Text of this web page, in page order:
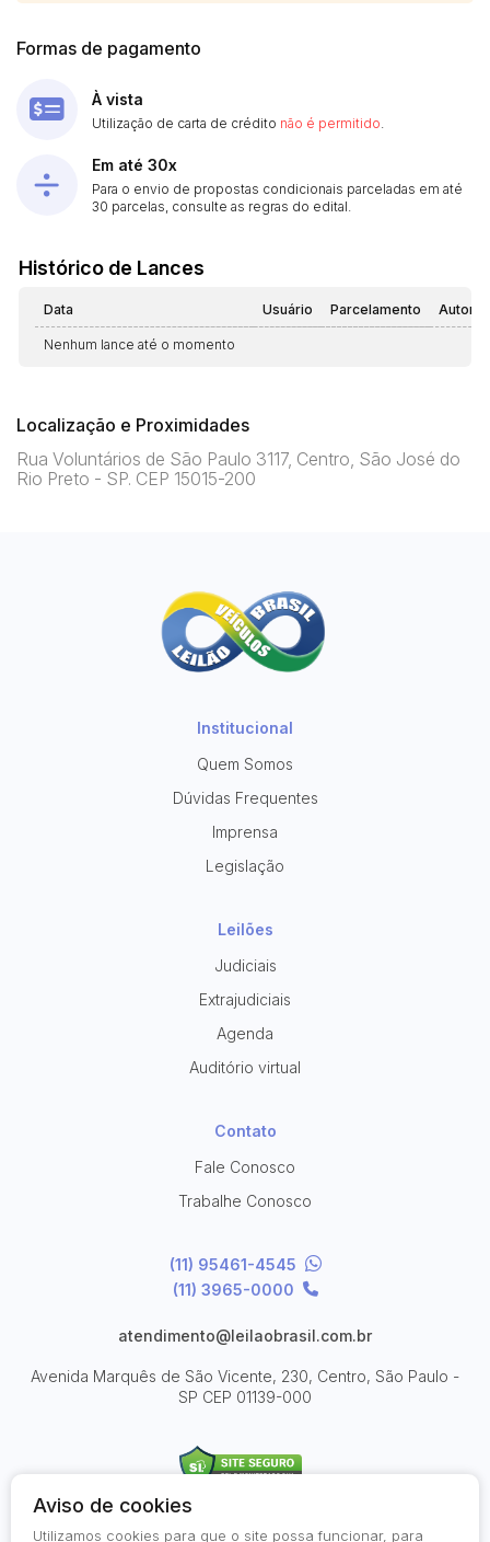
Formas de pagamento
À vista
Utilização de carta de crédito não é permitido
Em até 30x
Para o envio de propostas condicionais parceladas em até
30 parcelas, consulte as regras do edital.
Histórico de Lances
Data Usuário Parcelamento
Nenhum lance até o momento
Localização e Proximidades
Rua Voluntários de São Paulo 3117, Centro, São José do
Rio Preto - SP. CEP 15015-200
Institucional
Quem Somos
Dúvidas Frequentes
Imprensa
Legislação
Leilões
Judiciais
Extrajudiciais
Agenda
Auditório virtual
Contato
Fale Conosco
Trabalhe Conosco
(11) 95461-4545
(11) 3965-0000
atendimento@leilaobrasil.com.br
Avenida Marquês de São Vicente, 230, Centro, São Paulo -
SP CEP 01139-000
Aviso de cookies
Utilizamos cookies para que o site possa funcionar, para